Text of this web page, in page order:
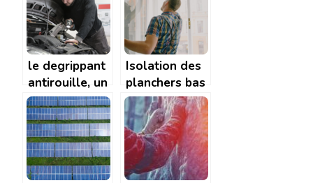
le degrippant
antirouille, un
allie
indispensable
pour vos
travaux et
entretiens
Isolation des
planchers bas
: les etapes a
suivre pour un
resultat
optimal